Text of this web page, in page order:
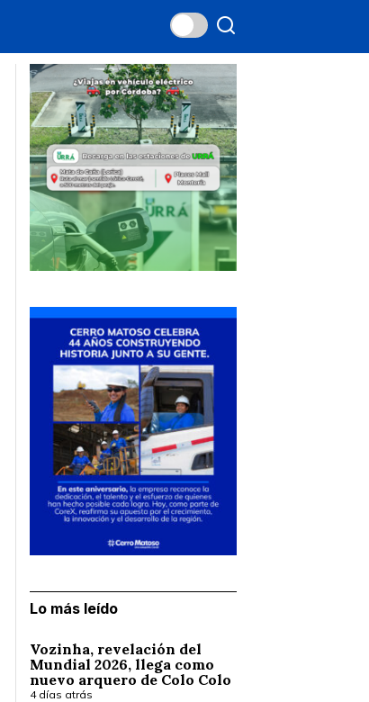
Lo más leído
Vozinha, revelación del
Mundial 2026, llega como
nuevo arquero de Colo Colo
4 días atrás